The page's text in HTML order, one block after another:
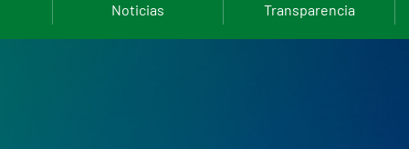
Noticias Transparencia